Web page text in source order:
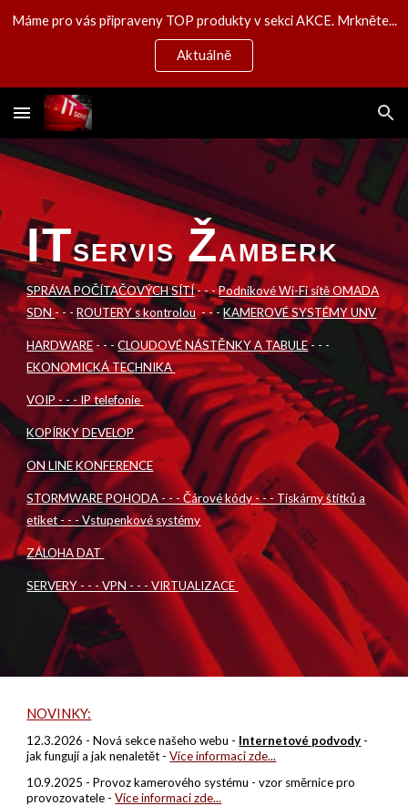
Skip to main content
Máme pro vás připraveny TOP produkty v sekci AKCE. Mrkněte...
Aktuálně
ITSERVIS ŽAMBERK
SPRÁVA POČÍTAČOVÝCHSÍTÍ- - -Podnikové Wi-Fi sítě OMADA
SDN- - -ROUTERY s kontrolou - - -KAMEROVÉ SYSTÉMY UNV
HARDWARE- - -CLOUDOVÉ NÁSTĚNKY A TABULE- - -
EKONOMICKÁ TECHNIKA
VOIP - - - IP telefonie
KOPÍRKY DEVELOP
ON LINE KONFERENCE
STORMWARE POHODA - - - Čárové kódy - - - Tiskárny štítků a
etiket - - -Vstupenkové systémy
ZÁLOHA DAT
SERVERY - - - VPN - - - VIRTUALIZACE
NOVINKY:
12.3.2026 - Nová sekce našeho webu - Internetové podvody -
jak fungují a jak nenaletět -Více informaci zde...
10.9.2025 - Provoz kamerového systému - vzor směrnice pro
provozovatele -Více informaci zde...